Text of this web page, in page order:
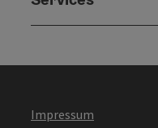
Impressum